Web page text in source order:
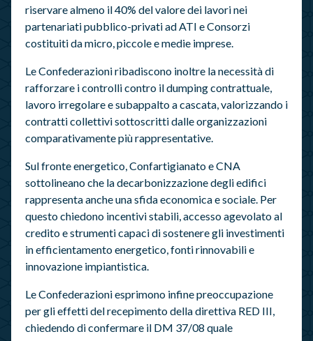
riservare almeno il 40% del valore dei lavori nei
partenariati pubblico-privati ad ATI e Consorzi
costituiti da micro, piccole e medie imprese.
Le Confederazioni ribadiscono inoltre la necessità di
rafforzare i controlli contro il dumping contrattuale,
lavoro irregolare e subappalto a cascata, valorizzando i
contratti collettivi sottoscritti dalle organizzazioni
comparativamente più rappresentative.
Sul fronte energetico, Confartigianato e CNA
sottolineano che la decarbonizzazione degli edifici
rappresenta anche una sfida economica e sociale. Per
questo chiedono incentivi stabili, accesso agevolato al
credito e strumenti capaci di sostenere gli investimenti
in efficientamento energetico, fonti rinnovabili e
innovazione impiantistica.
Le Confederazioni esprimono infine preoccupazione
per gli effetti del recepimento della direttiva RED III,
chiedendo di confermare il DM 37/08 quale